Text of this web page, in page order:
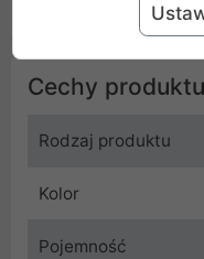
Cechy produktu
Rodzaj produktu
Kolor
Pojemność